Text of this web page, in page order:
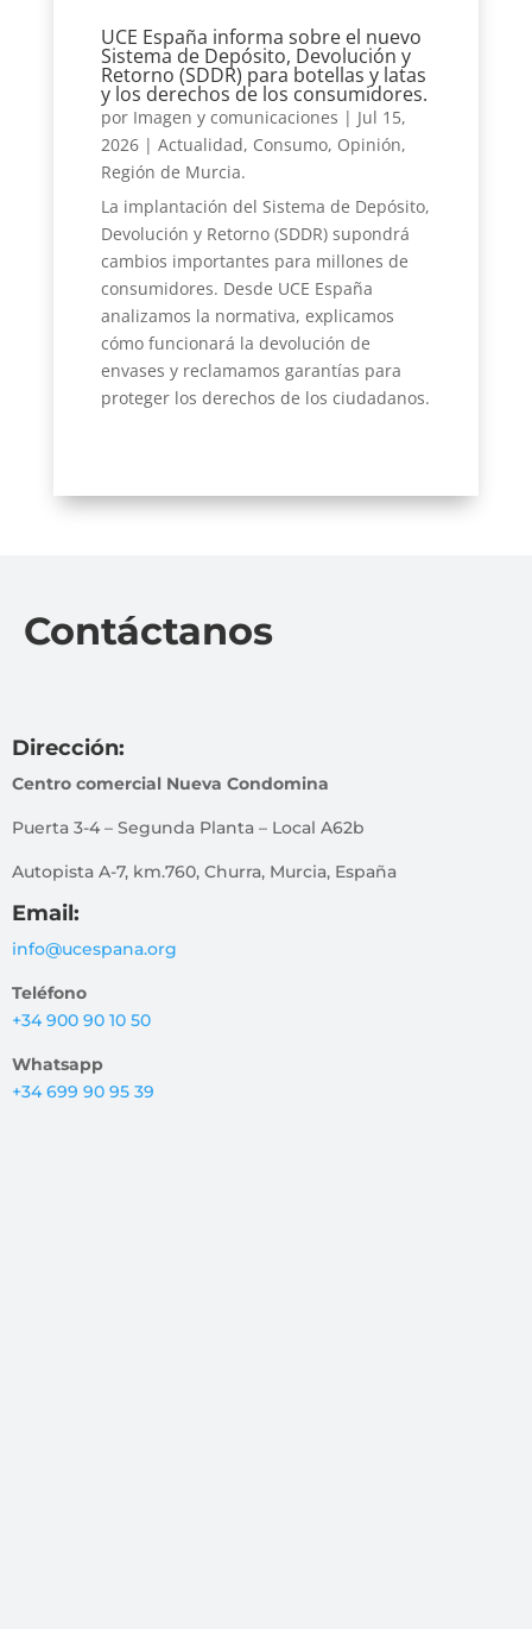
UCE España informa sobre el nuevo
Sistema de Depósito, Devolución y
Retorno (SDDR) para botellas y latas
y los derechos de los consumidores.
por Imagen y comunicaciones | Jul 15,
2026| Actualidad, Consumo, Opinión,
Región de Murcia.
La implantación del Sistema de Depósito,
Devolución y Retorno (SDDR) supondrá
cambios importantes para millones de
consumidores. Desde UCE España
analizamos la normativa, explicamos
cómo funcionará la devolución de
envases y reclamamos garantías para
proteger los derechos de los ciudadanos.
Contáctanos
Dirección:
Centro comercial Nueva Condomina
Puerta 3-4 – Segunda Planta – Local A62b
Autopista A-7, km.760, Churra, Murcia, España
Email:
info@ucespana.org
Teléfono
+34 900 90 10 50
Whatsapp
+34 699 90 95 39